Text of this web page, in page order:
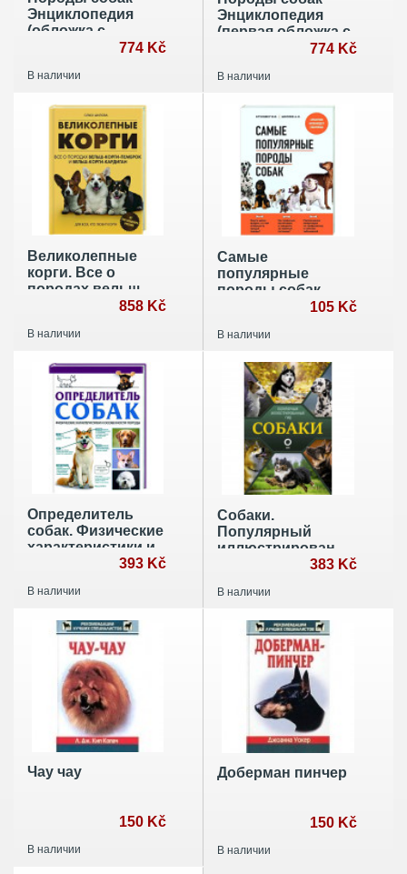
Энциклопедия
(обложка с
774 Kč
В наличии
Энциклопедия
(первая обложка с
774 Kč
В наличии
Великолепные
корги. Все о
породах вельш-
корги-пемброк и
кардиган
858 Kč
В наличии
Самые
популярные
породы собак
105 Kč
В наличии
Определитель
собак. Физические
характеристики и
особеннности393 Kč
В наличии
Собаки.
Популярный
иллюстрированный
383 Kč
В наличии
Чау чау
150 Kč
В наличии
Доберман пинчер
150 Kč
В наличии